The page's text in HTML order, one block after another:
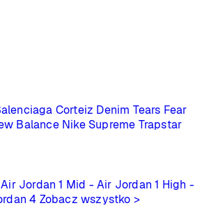
Corteiz Denim Tears Fear
Balance Nike Supreme Trapstar
Jordan 1 Mid - Air Jordan 1 High -
4 Zobacz wszystko >